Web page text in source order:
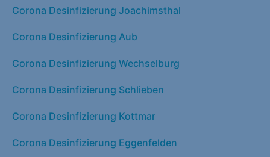
Corona Desinfizierung Joachimsthal
Corona Desinfizierung Aub
Corona Desinfizierung Wechselburg
Corona Desinfizierung Schlieben
Corona Desinfizierung Kottmar
Corona Desinfizierung Eggenfelden